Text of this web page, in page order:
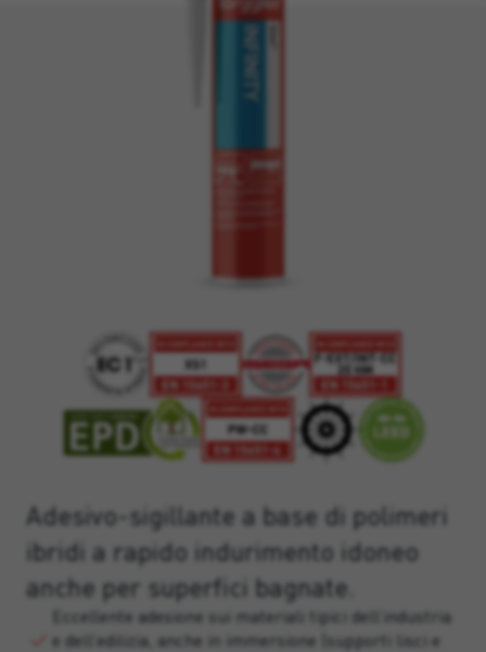
Adesivo-sigillante a base di polimeri
ibridi a rapido indurimento idoneo
anche per superfici bagnate.
Eccellente adesione sui materiali tipici dell’industria
e dell’edilizia, anche in immersione (supporti lisci e